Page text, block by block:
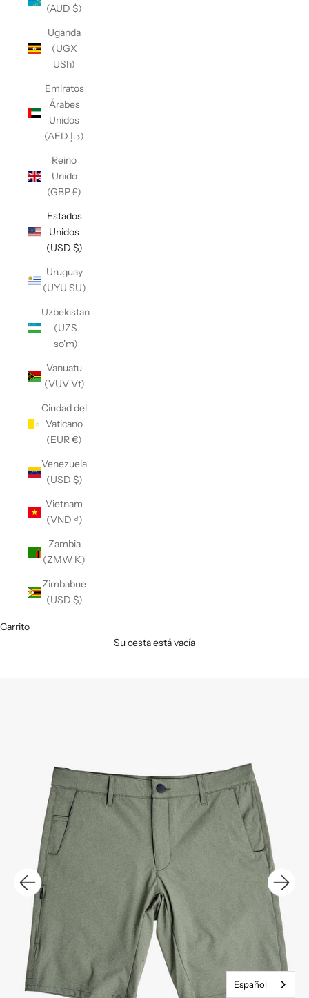
(AUD $)
Uganda
(UGX
USh)
Emiratos
Árabes
Unidos
(AED د.إ)
Reino
Unido
(GBP £)
Estados
Unidos
(USD $)
Uruguay
(UYU $U)
Uzbekistan
(UZS
so'm)
Vanuatu
(VUV Vt)
Ciudad del
Vaticano
(EUR €)
Venezuela
(USD $)
Vietnam
(VND ₫)
Zambia
(ZMW K)
Zimbabue
(USD $)
Carrito
Su cesta está vacía
Español